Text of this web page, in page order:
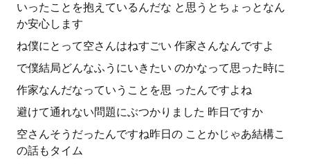
いったことを抱えているんだな と思うとちょっとなん
か安心します
ね僕にとって空さんはねすごい 作家さんなんですよ
で僕結局どんなふうにいきたい のかなって思った時に
作家なんだなっていうことを思 ったんですよね
避けて通れない問題にぶつかりました 昨日ですか
空さんそうだったんですね昨日の ことかじゃあ結構こ
の話もタイム